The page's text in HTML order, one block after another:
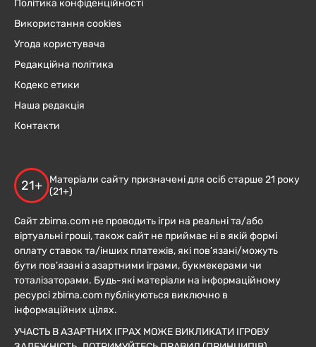
Політика конфіденційності
Використання cookies
Угода користувача
Редакційна політика
Кодекс етики
Наша редакція
Контакти
21+
Матеріали сайту призначені для осіб старше 21 року
(21+)
Сайт zbirna.com не проводить ігри на реальні та/або
віртуальні гроші, також сайт не приймає ні в якій формі
оплату ставок та/інших платежів, які пов’язані/можуть
бути пов’язані з азартними іграми, букмекерами чи
тоталізаторами. Будь-які матеріали на інформаційному
ресурсі zbirna.com публікуються виключно в
інформаційних цілях.
УЧАСТЬ В АЗАРТНИХ ІГРАХ МОЖЕ ВИКЛИКАТИ ІГРОВУ